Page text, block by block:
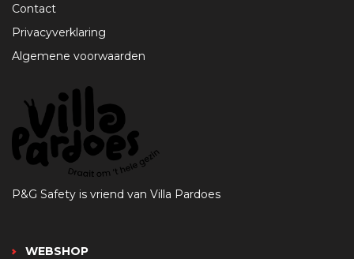
Contact
Privacyverklaring
Algemene voorwaarden
P&G Safety is vriend van Villa Pardoes
WEBSHOP